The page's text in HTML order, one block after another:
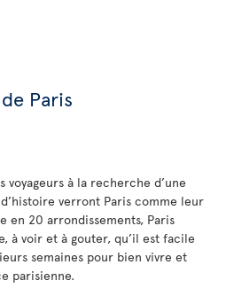
Paris
voyageurs à la recherche d’une
verront Paris comme leur
en 20 arrondissements, Paris
à voir et à gouter, qu’il est facile
semaines pour bien vivre et
parisienne.